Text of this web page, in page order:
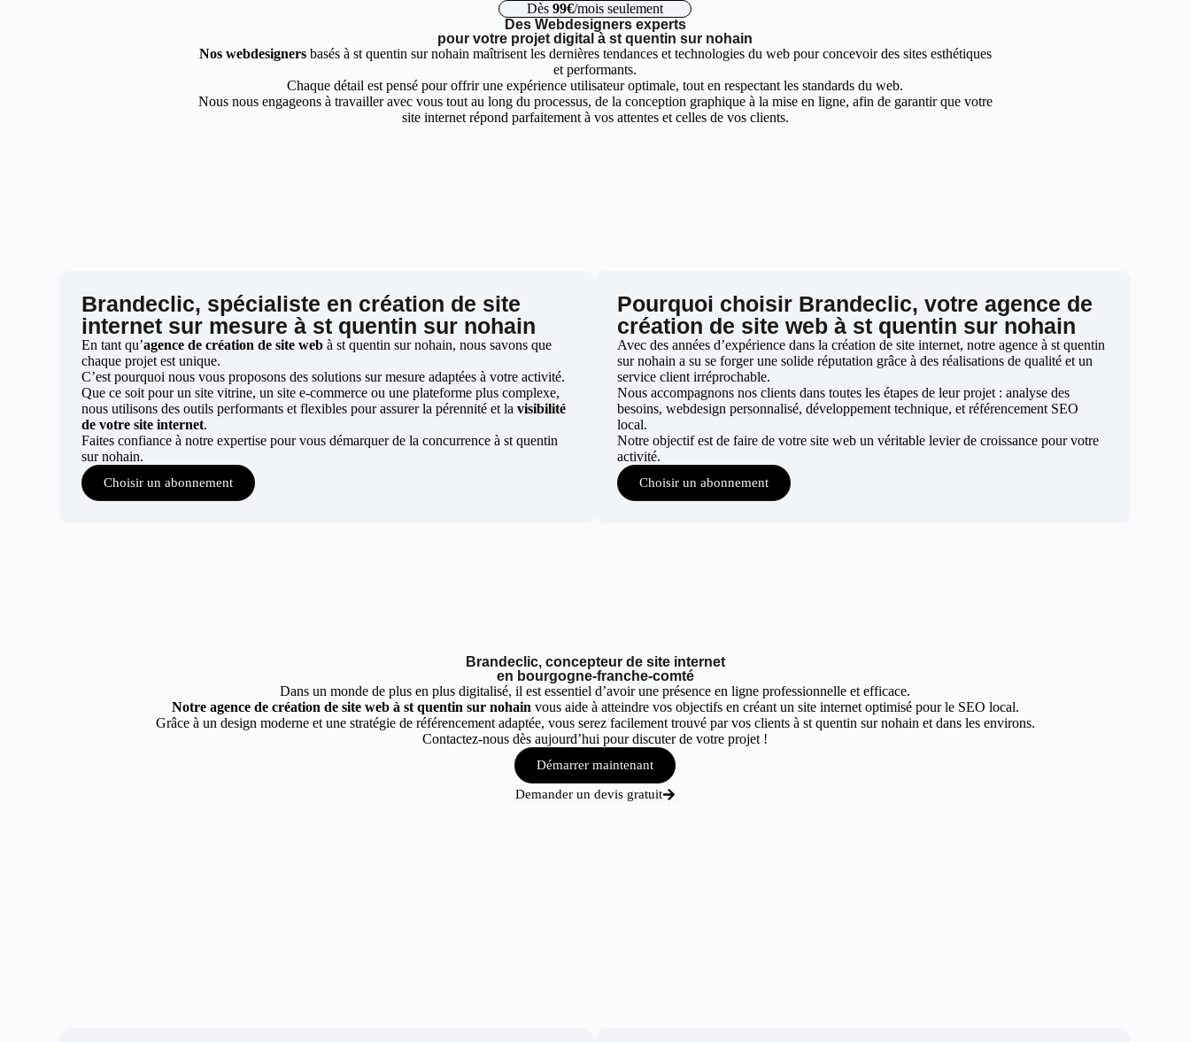
Dès 99€/mois seulement
Des Webdesigners experts
pour votre projet digital à st quentin sur nohain
Nos webdesignersbasés à st quentin sur nohain maîtrisent les dernières tendances et technologies du web pour concevoir des sites esthétiques
et performants.
Chaque détail est pensé pour offrir une expérience utilisateur optimale, tout en respectant les standards du web.
Nous nous engageons à travailler avec vous tout au long du processus, de la conception graphique à la mise en ligne, afin de garantir que votre
site internet répond parfaitement à vos attentes et celles de vos clients.
Brandeclic, spécialiste en création de site
internet sur mesure à st quentin sur nohain
En tant qu’agence de création de site web à st quentin sur nohain, nous savons que
chaque projet est unique.
C’est pourquoi nous vous proposons des solutions sur mesure adaptées à votre activité.
Que ce soit pour un site vitrine, un site e-commerce ou une plateforme plus complexe,
nous utilisons des outils performants et flexibles pour assurer la pérennité et lavisibilité
de votre site internet.
Faites confiance à notre expertise pour vous démarquer de la concurrence à st quentin
sur nohain.
Choisir un abonnement
Pourquoi choisir Brandeclic, votre agence de
création de site web à st quentin sur nohain
Avec des années d’expérience dans la création de site internet, notre agence à st quentin
sur nohain a su se forger une solide réputation grâce à des réalisations de qualité et un
service client irréprochable.
Nous accompagnons nos clients dans toutes les étapes de leur projet : analyse des
besoins, webdesign personnalisé, développement technique, et référencement SEO
local.
Notre objectif est de faire de votre site web un véritable levier de croissance pour votre
activité.
Choisir un abonnement
Brandeclic, concepteur de site internet
en bourgogne-franche-comté
Dans un monde de plus en plus digitalisé, il est essentiel d’avoir une présence en ligne professionnelle et efficace.
Notre agence de création de site web à st quentin sur nohain vous aide à atteindre vos objectifs en créant un site internet optimisé pour le SEO local.
Grâce à un design moderne et une stratégie de référencement adaptée, vous serez facilement trouvé par vos clients à st quentin sur nohain et dans les environs.
Contactez-nous dès aujourd’hui pour discuter de votre projet !
Démarrer maintenant
Demander un devis gratuit